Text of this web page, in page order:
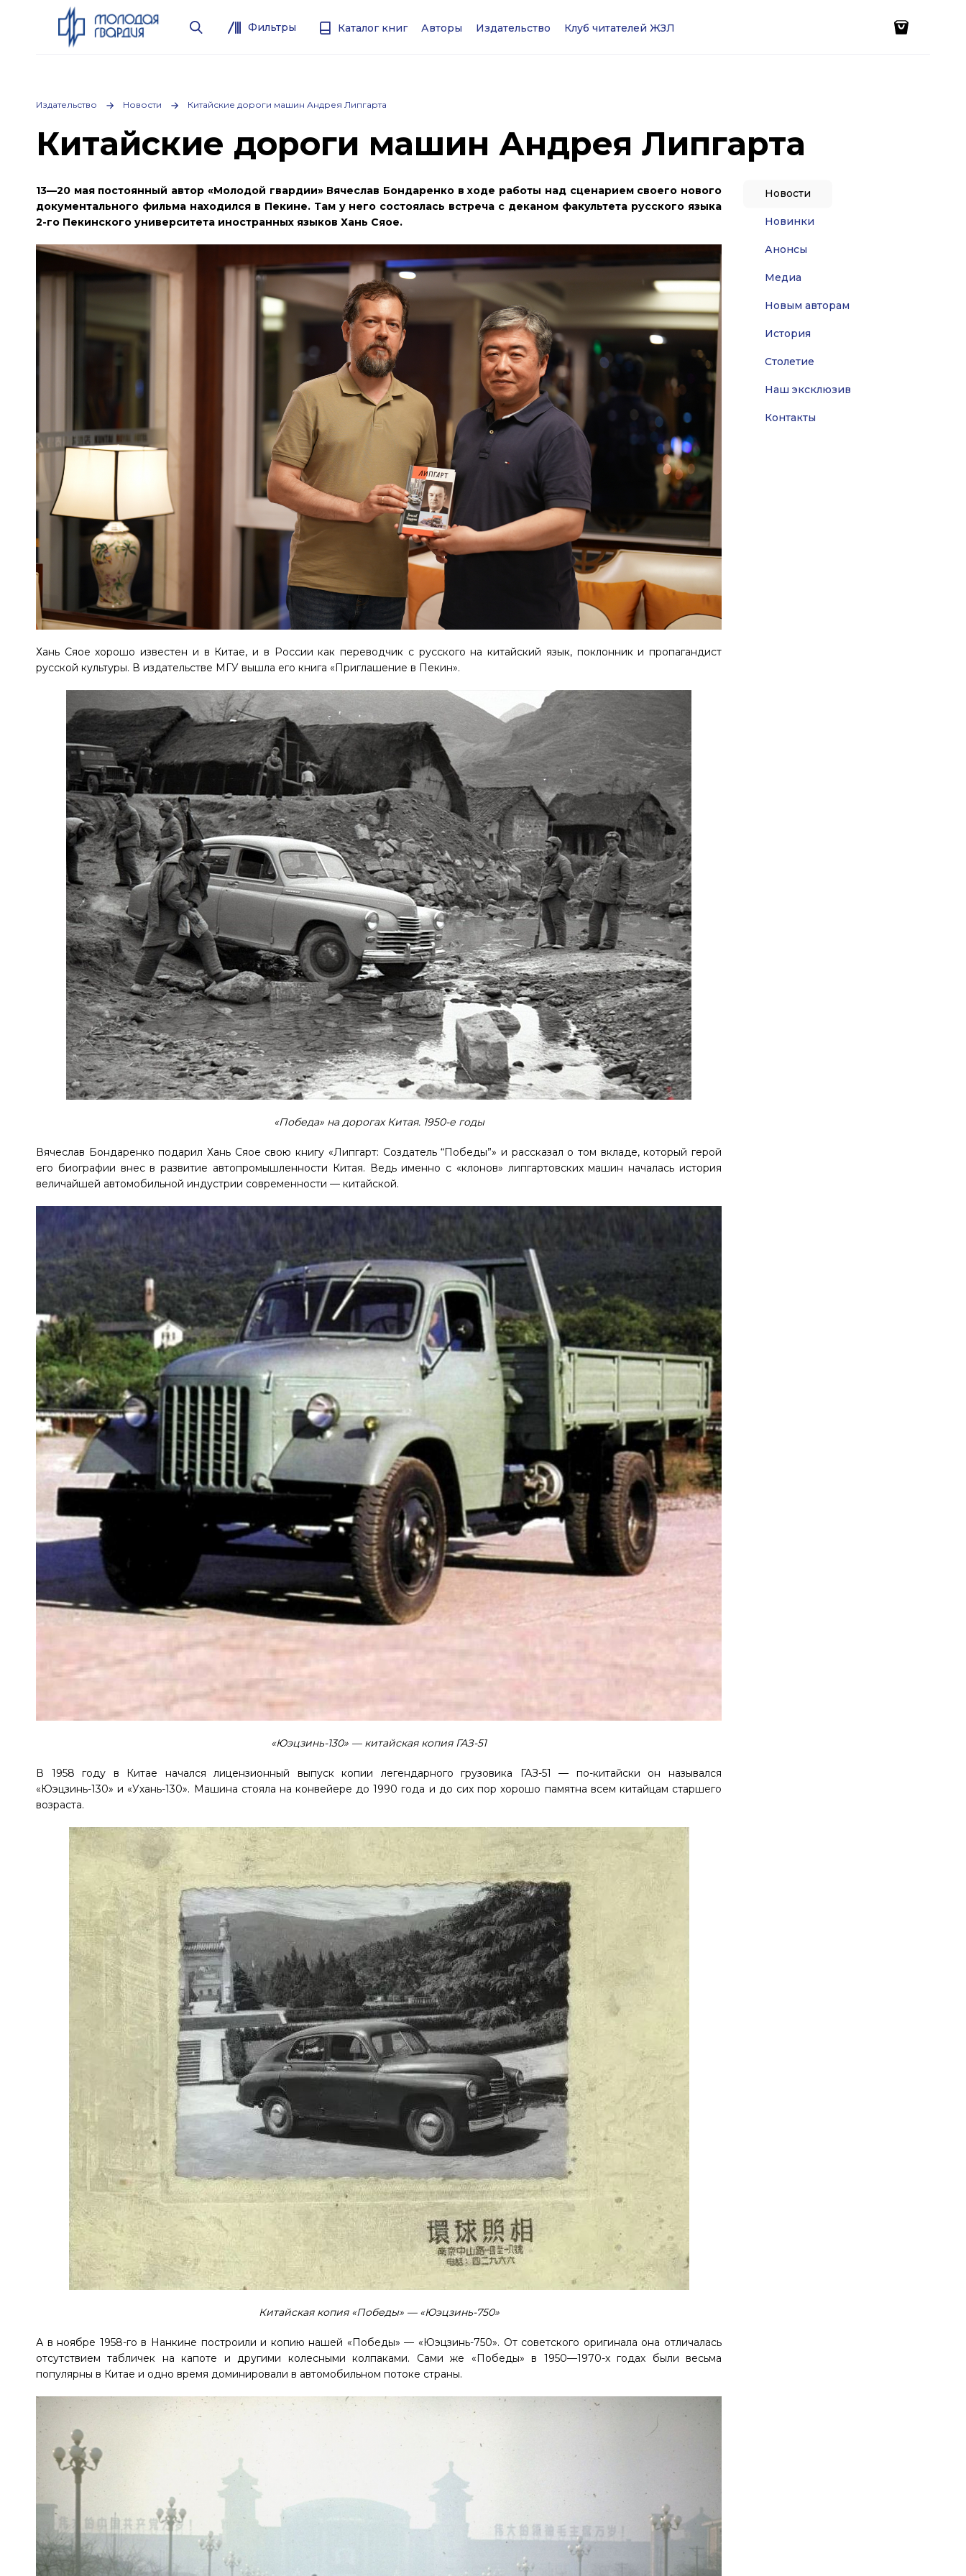
Фильтры Каталог книг Авторы Издательство Клуб читателей ЖЗЛ
Издательство Новости Китайские дороги машин Андрея Липгарта
Китайские дороги машин Андрея Липгарта
13—20 мая постоянный автор «Молодой гвардии» Вячеслав Бондаренко в ходе работы над сценарием своего нового
документального фильма находился в Пекине. Там у него состоялась встреча с деканом факультета русского языка
2-го Пекинского университета иностранных языков Хань Сяое.
Хань Сяое хорошо известен и в Китае, и в России как переводчик с русского на китайский язык, поклонник и пропагандист
русской культуры. В издательстве МГУ вышла его книга «Приглашение в Пекин».
«Победа» на дорогах Китая. 1950-е годы
Вячеслав Бондаренко подарил Хань Сяое свою книгу «Липгарт: Создатель “Победы”» и рассказал о том вкладе, который герой
его биографии внес в развитие автопромышленности Китая. Ведь именно с «клонов» липгартовских машин началась история
величайшей автомобильной индустрии современности — китайской.
«Юэцзинь-130» — китайская копия ГАЗ-51
В 1958 году в Китае начался лицензионный выпуск копии легендарного грузовика ГАЗ-51 — по-китайски он назывался
«Юэцзинь-130» и «Ухань-130». Машина стояла на конвейере до 1990 года и до сих пор хорошо памятна всем китайцам старшего
возраста.
Китайская копия «Победы» — «Юэцзинь-750»
А в ноябре 1958-го в Нанкине построили и копию нашей «Победы» — «Юэцзинь-750». От советского оригинала она отличалась
отсутствием табличек на капоте и другими колесными колпаками. Сами же «Победы» в 1950—1970-х годах были весьма
популярны в Китае и одно время доминировали в автомобильном потоке страны.
Новости
Новинки
Анонсы
Медиа
Новым авторам
История
Столетие
Наш эксклюзив
Контакты